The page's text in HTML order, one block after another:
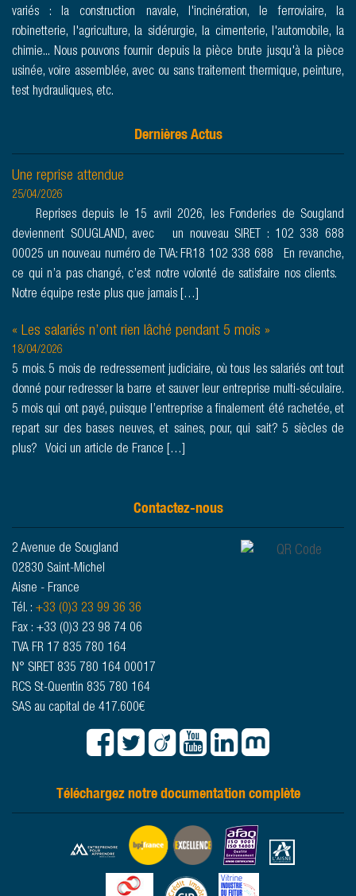
variés : la construction navale, l'incinération, le ferroviaire, la
robinetterie, l'agriculture, la sidérurgie, la cimenterie, l'automobile, la
chimie... Nous pouvons fournir depuis la pièce brute jusqu'à la pièce
usinée, voire assemblée, avec ou sans traitement thermique, peinture,
test hydrauliques, etc.
Dernières Actus
Une reprise attendue
25/04/2026
Reprises depuis le 15 avril 2026, les Fonderies de Sougland
deviennent SOUGLAND, avec un nouveau SIRET : 102 338 688
00025 un nouveau numéro de TVA: FR18 102 338 688 En revanche,
ce qui n’a pas changé, c’est notre volonté de satisfaire nos clients.
Notre équipe reste plus que jamais […]
« Les salariés n’ont rien lâché pendant 5 mois »
18/04/2026
5 mois. 5 mois de redressement judiciaire, où tous les salariés ont tout
donné pour redresser la barre et sauver leur entreprise multi-séculaire.
5 mois qui ont payé, puisque l’entreprise a finalement été rachetée, et
repart sur des bases neuves, et saines, pour, qui sait? 5 siècles de
plus? Voici un article de France […]
Contactez-nous
2 Avenue de Sougland
02830 Saint-Michel
Aisne - France
Tél. : +33 (0)3 23 99 36 36
Fax : +33 (0)3 23 98 74 06
TVA FR 17 835 780 164
N° SIRET 835 780 164 00017
RCS St-Quentin 835 780 164
SAS au capital de 417.600€
Téléchargez notre documentation complète